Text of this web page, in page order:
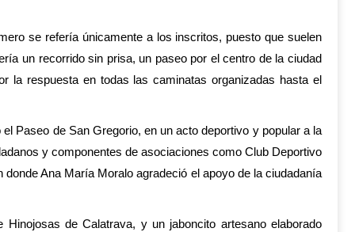
se refería únicamente a los inscritos, puesto que suelen
un recorrido sin prisa, un paseo por el centro de la ciudad
la respuesta en todas las caminatas organizadas hasta el
Paseo de San Gregorio, en un acto deportivo y popular a la
y componentes de asociaciones como Club Deportivo
Ana María Moralo agradeció el apoyo de la ciudadanía
de Calatrava, y un jaboncito artesano elaborado